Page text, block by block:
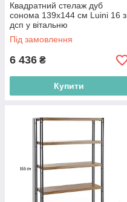
Квадратний стелаж дуб
сонома 139х144 см Luini 16 з
дсп у вітальню
Під замовлення
6 436 ₴
Купити